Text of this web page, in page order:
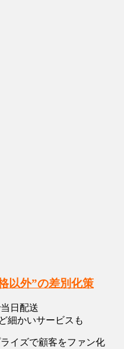
以外”の差別化策
日配送
細かいサービスも
イズで顧客をファン化